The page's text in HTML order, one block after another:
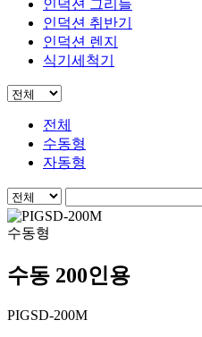
인덕션 그리들
인덕션 취반기
인덕션 렌지
식기세척기
전체
수동형
자동형
수동형
수동 200인용
PIGSD-200M